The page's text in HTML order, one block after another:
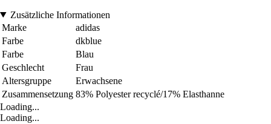
Zusätzliche Informationen
Marke
adidas
Farbe
dkblue
Farbe
Blau
Geschlecht
Frau
Altersgruppe
Erwachsene
Zusammensetzung 83% Polyester recyclé/17% Elasthanne
Loading...
Loading...